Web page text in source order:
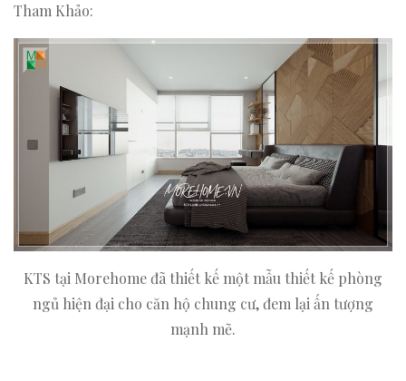
Tham Khảo:
KTS tại Morehome đã thiết kế một mẫu thiết kế phòng
ngủ hiện đại cho căn hộ chung cư, đem lại ấn tượng
mạnh mẽ.